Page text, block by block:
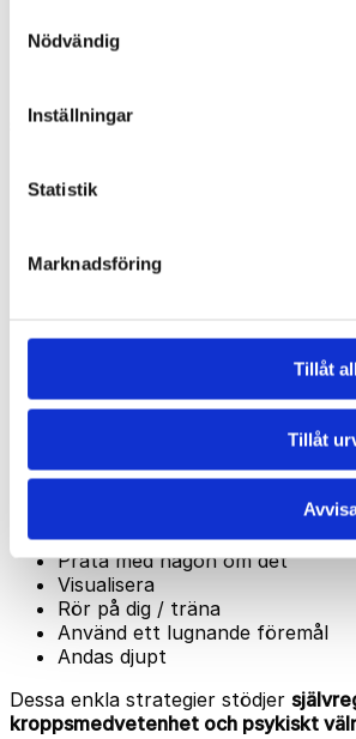
Nödvändig
Inställningar
Statistik
Marknadsföring
Tillåt
Tillåt
konkret strategi
tillbaka till ett lugnare tillstånd
symtomet visas – och får därmed en
8 symtom på ångest, stress och oro
Har huvudvärk
Har tankekaos / tvångstankar
Har ont i magen
8 strategier för att hitta lugn igen
Planera din tid
Prata med någon om det
Visualisera
Rör på dig / träna
Använd ett lugnande föremål
Andas djupt
Dessa enkla strategier stödjer
kroppsmedvetenhet och psykiskt